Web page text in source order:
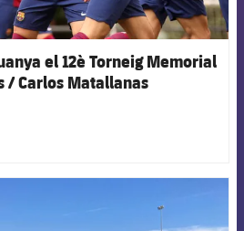
el 12è Torneig Memorial
/ Carlos Matallanas